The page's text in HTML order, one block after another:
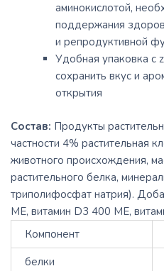
аминокислотой,
поддержания
и репродуктивной
Удобная упаковка с
сохранить вкус и
открытия
Состав: Продукты
частности 4% растительная
животного происхождения,
растительного белка,
триполифосфат натрия).
МЕ, витамин D3 400 МЕ,
Компонент
белки